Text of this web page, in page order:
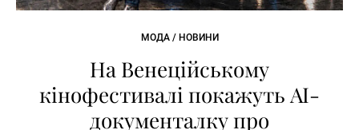
МОДА / НОВИНИ
На Венеційському
кінофестивалі покажуть AI-
документалку про